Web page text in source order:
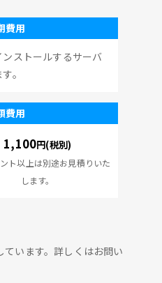
費用
ストールするサーバ
。
費用
1,100円(税別)
ト以上は別途お見積りいた
します。
います。詳しくはお問い